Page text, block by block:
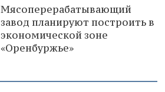
Мясоперерабатывающий
завод планируют построить в
экономической зоне
«Оренбуржье»